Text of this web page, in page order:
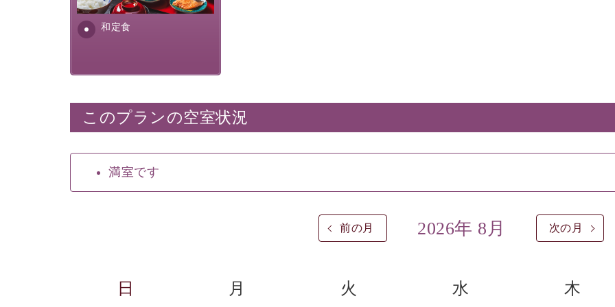
和定食
ふんだんに取り入れ、安心・
安全を心掛けた長野県産...
このプランの空室状況
満室です
前の月 2026年 8月 次の月
日 月 火 水 木